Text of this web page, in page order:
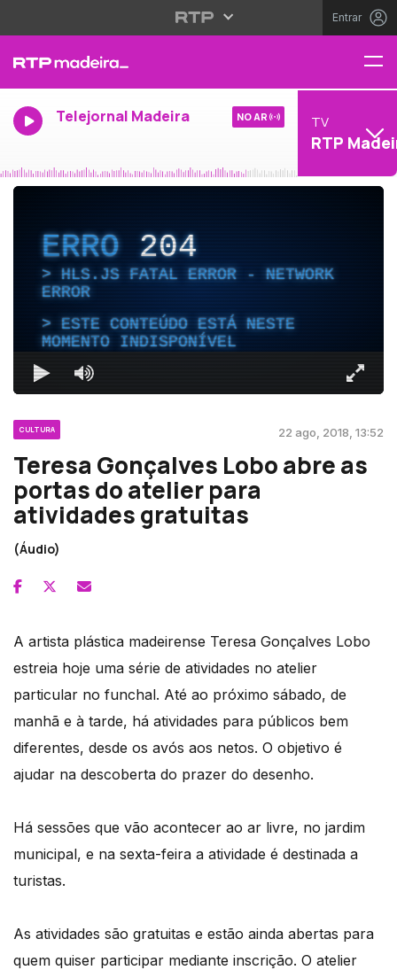
Entrar
Telejornal Madeira NO AR TV
RTP
ERRO204
HLS.JS FATAL ERROR - NETWORK
ERROR
ESTE CONTEÚDO ESTÁ NESTE
MOMENTO INDISPONÍVEL
CULTURA 22 ago, 2018, 13:52
Teresa Gonçalves Lobo abre as
portas do atelier para
atividades gratuitas
(Áudio)
A artista plástica madeirense Teresa Gonçalves Lobo
estreia hoje uma série de atividades no atelier
particular no funchal. Até ao próximo sábado, de
manhã e à tarde, há atividades para públicos bem
diferentes, desde os avós aos netos. O objetivo é
ajudar na descoberta do prazer do desenho.
Há sessões que vão acontecer ao ar livre, no jardim
municipal, e na sexta-feira a atividade é destinada a
turistas.
As atividades são gratuitas e estão ainda abertas para
quem quiser participar mediante inscrição. O atelier